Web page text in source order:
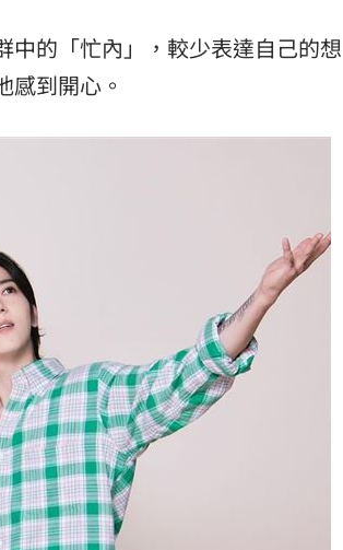
中的「忙內」，較少表達自己的想
感到開心。